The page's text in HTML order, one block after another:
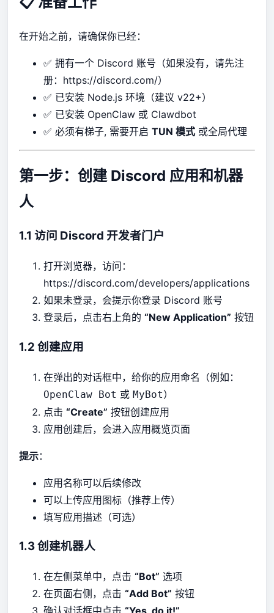
在开始之前，请确保你已经：
✅ 拥有一个 Discord 账号（如果没有，请先注
册： https://discord.com/）
✅ 已安装 Node.js 环境（建议 v22+）
✅ 已安装 OpenClaw 或 Clawdbot
✅ 必须有梯子, 需要开启 TUN 模式 或全局代理
第一步：创建 Discord 应用和机器
人
1.1 访问 Discord 开发者门户
打开浏览器，访问：
https://discord.com/developers/applications
如果未登录，会提示你登录 Discord 账号
登录后，点击右上角的 “New Application” 按钮
1.2 创建应用
在弹出的对话框中，给你的应用命名（例如：
OpenClaw Bot 或 MyBot）
点击 “Create” 按钮创建应用
应用创建后，会进入应用概览页面
提示：
应用名称可以后续修改
可以上传应用图标（推荐上传）
填写应用描述（可选）
1.3 创建机器人
在左侧菜单中，点击 “Bot” 选项
在页面右侧，点击 “Add Bot” 按钮